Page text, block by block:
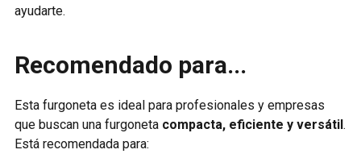
ayudarte.
Recomendado para...
Esta furgoneta es ideal para profesionales y empresas
que buscan una furgoneta compacta, eficiente y versátil.
Está recomendada para: